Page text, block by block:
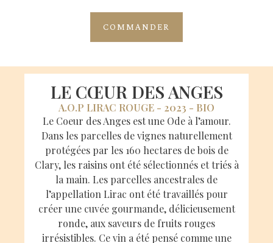
COMMANDER
LE CŒUR DES ANGES
A.O.P LIRAC ROUGE - 2023 - BIO
Le Coeur des Anges est une Ode à l’amour‭.
‬Dans les parcelles de vignes naturellement
protégées par les 160‭ ‬hectares de bois de
Clary‭, ‬les raisins ont été sélectionnés et triés à
la main‭. ‬Les parcelles ancestrales de
l’appellation Lirac ont été travaillés pour
créer une cuvée gourmande‭, ‬délicieusement
ronde‭, ‬aux saveurs de fruits rouges
irrésistibles‭. ‬Ce vin a été pensé comme une